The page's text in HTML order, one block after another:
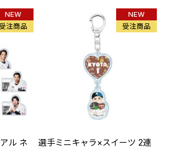
NEW
受注商品
ル ネ
NEW
受注商品
選手ミニキャラ×スイーツ 2連